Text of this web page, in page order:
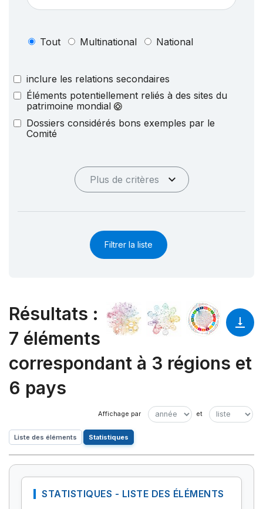
Tout Multinational National
inclure les relations secondaires
Éléments potentiellement reliés à des sites du
patrimoine mondial
Dossiers considérés bons exemples par le
Comité
Plus de critères
Filtrer la liste
Résultats :
7 éléments
correspondant à 3 régions et
6 pays
Liste des éléments Statistiques
STATISTIQUES - LISTE DES ÉLÉMENTS